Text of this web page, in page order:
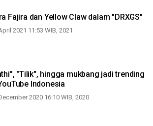
Fajira dan Yellow Claw dalam "DRXGS"
2021 11:53 WIB, 2021
"Tilik", hingga mukbang jadi trending
Indonesia
2020 16:10 WIB, 2020